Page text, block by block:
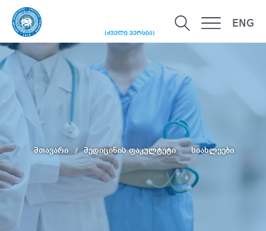
(ძველი ვერსია)
ENG
მთავარი მედიცინის ფაკულტეტი სიახლეები